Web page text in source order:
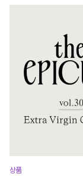
상품